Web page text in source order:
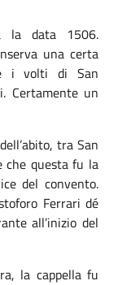
la data 1506.
una certa
i volti di San
Certamente un
tra San
che questa fu la
del convento.
Ferrari dé
all’inizio del
la cappella fu